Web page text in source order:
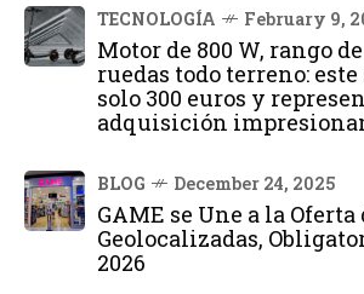
TECNOLOGÍA February 9,
Motor de 800 W, rango
ruedas todo terreno:
solo 300 euros y
adquisición
BLOG December 24, 2025
GAME se Une a la Oferta
Geolocalizadas,
2026